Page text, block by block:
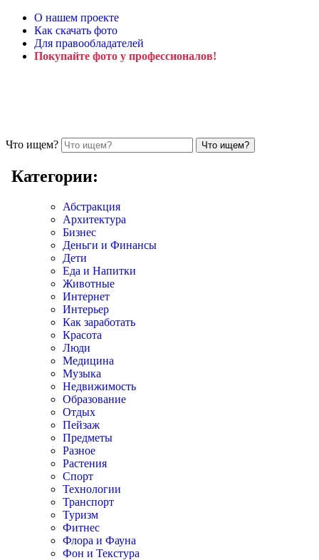
О нашем проекте
Как скачать фото
Для правообладателей
Покупайте фото у профессионалов!
Что ищем?
Категории:
Абстракция
Архитектура
Бизнес
Деньги и Финансы
Дети
Еда и Напитки
Животные
Интернет
Интерьер
Как заработать
Красота
Люди
Медицина
Музыка
Недвижимость
Образование
Отдых
Пейзаж
Предметы
Разное
Растения
Спорт
Технологии
Транспорт
Туризм
Фитнес
Флора и Фауна
Фон и Текстура